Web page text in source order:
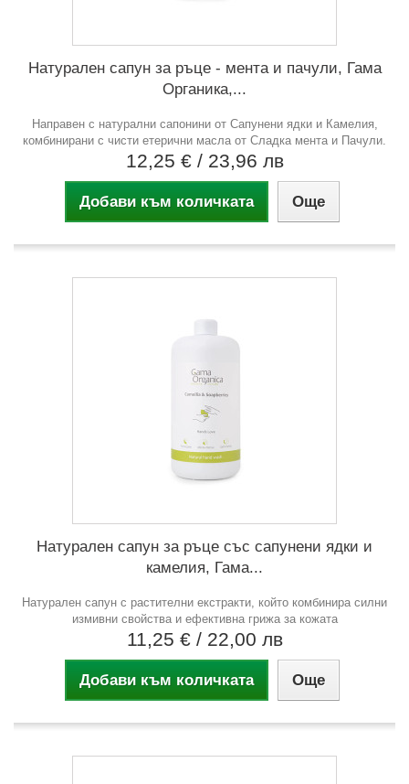
Натурален сапун за ръце - мента и пачули, Гама
Органика,...
Направен с натурални сапонини от Сапунени ядки и Камелия,
комбинирани с чисти етерични масла от Сладка мента и Пачули.
12,25 € / 23,96 лв
Добави към количката Още
Натурален сапун за ръце със сапунени ядки и
камелия, Гама...
Натурален сапун с растителни екстракти, който комбинира силни
измивни свойства и ефективна грижа за кожата
11,25 € / 22,00 лв
Добави към количката Още